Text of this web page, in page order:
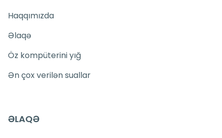
Haqqımızda
Əlaqə
Öz kompüterini yığ
Ən çox verilən suallar
ƏLAQƏ